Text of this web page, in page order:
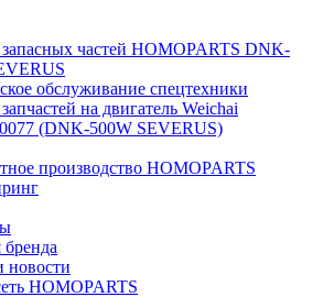
запасных частей HOMOPARTS DNK-
обслуживание спецтехники
на двигатель Weichai
(DNK-500W SEVERUS)
производство HOMOPARTS
новости
HOMOPARTS